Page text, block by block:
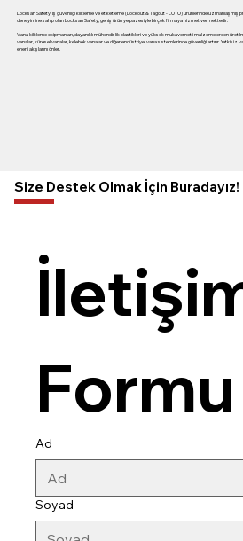
Locksan Safety, iş güvenliği kilitleme ve etiketleme (Lockout & Tagout - LOTO) ürünlerinde uzmanlaşmış
deneyimine sahip olan Locksan Safety, geniş ürün yelpazesiyle birçok firmaya hizmet vermektedir.
Vana kilitleme ekipmanları, dayanıklı mühendislik plastikleri ve yüksek mukavemetli malzemelerden
vanalar, küresel vanalar, kelebek vanalar ve diğer endüstriyel vana sistemlerinde güvenliği artırır. Yetkisiz
enerji akışlarını önler.
Size Destek Olmak İçin Buradayız!
Formu
Ad
Soyad